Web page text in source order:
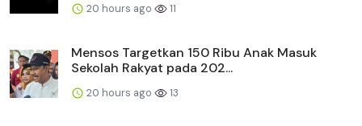
20 hours ago 11
Mensos Targetkan 150 Ribu Anak Masuk
Sekolah Rakyat pada 202...
20 hours ago 13